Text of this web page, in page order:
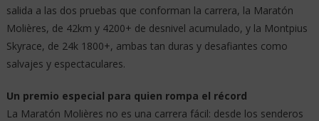
salida a las dos pruebas que conforman la carrera, la Maratón
Molières, de 42km y 4200+ de desnivel acumulado, y la Montpius
Skyrace, de 24k 1800+, ambas tan duras y desafiantes como
salvajes y espectaculares.
Un premio especial para quien rompa el récord
La Maratón Molières no es una carrera fácil: desde los senderos